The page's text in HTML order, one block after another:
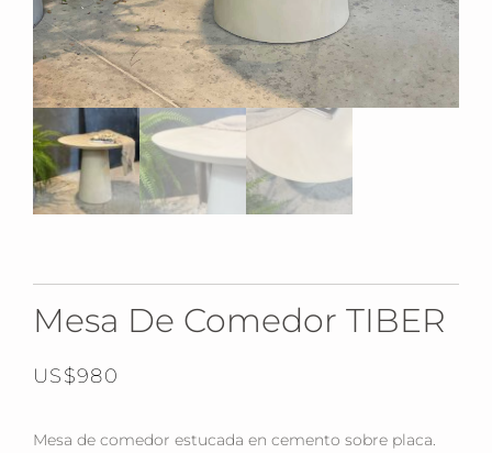
Mesa De Comedor TIBER
US$980
Mesa de comedor estucada en cemento sobre placa.